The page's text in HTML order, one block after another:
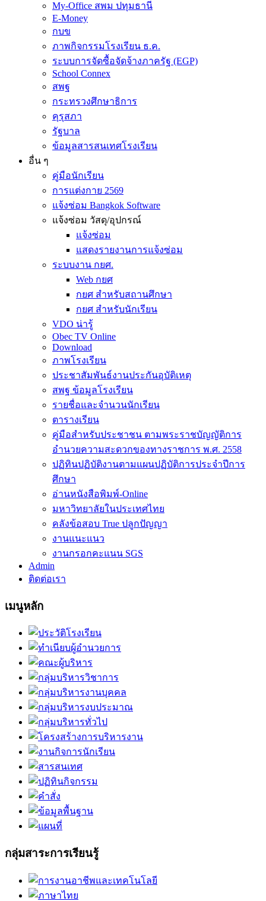
My-Office สพม ปทุมธานี
E-Money
กบข
ภาพกิจกรรมโรงเรียน ธ.ค.
ระบบการจัดซื้อจัดจ้างภาครัฐ (EGP)
School Connex
สพฐ
กระทรวงศึกษาธิการ
คุรุสภา
รัฐบาล
ข้อมูลสารสนเทศโรงเรียน
อื่น ๆ
คู่มือนักเรียน
การแต่งกาย 2569
แจ้งซ่อม Bangkok Software
แจ้งซ่อม วัสดุ/อุปกรณ์
แจ้งซ่อม
แสดงรายงานการแจ้งซ่อม
ระบบงาน กยศ.
Web กยศ
กยศ สำหรับสถานศึกษา
กยศ สำหรับนักเรียน
VDO น่ารู้
Obec TV Online
Download
ภาพโรงเรียน
ประชาสัมพันธ์งานประกันอุบัติเหตุ
สพฐ ข้อมูลโรงเรียน
รายชื่อและจำนวนนักเรียน
ตารางเรียน
คู่มือสำหรับประชาชน ตามพระราชบัญญัติการ
อำนวยความสะดวกของทางราชการ พ.ศ. 2558
ปฏิทินปฏิบัติงานตามแผนปฏิบัติการประจำปีการ
ศึกษา
อ่านหนังสือพิมพ์-Online
มหาวิทยาลัยในประเทศไทย
คลังข้อสอบ True ปลูกปัญญา
งานแนะแนว
งานกรอกคะแนน SGS
Admin
ติดต่อเรา
เมนูหลัก
กลุ่มสาระการเรียนรู้